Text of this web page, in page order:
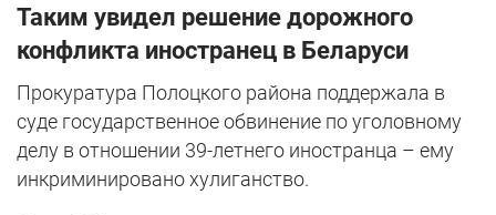
Таким увидел решение дорожного
конфликта иностранец в Беларуси
Прокуратура Полоцкого района поддержала в
суде государственное обвинение по уголовному
делу в отношении 39-летнего иностранца – ему
инкриминировано хулиганство.